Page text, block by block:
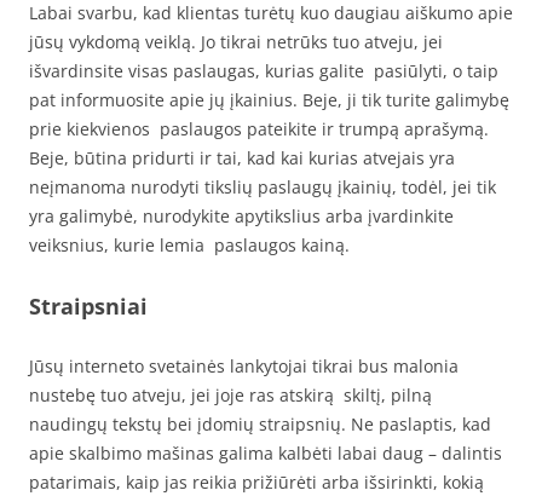
Labai svarbu, kad klientas turėtų kuo daugiau aiškumo apie
jūsų vykdomą veiklą. Jo tikrai netrūks tuo atveju, jei
išvardinsite visas paslaugas, kurias galite pasiūlyti, o taip
pat informuosite apie jų įkainius. Beje, ji tik turite galimybę
prie kiekvienos paslaugos pateikite ir trumpą aprašymą.
Beje, būtina pridurti ir tai, kad kai kurias atvejais yra
neįmanoma nurodyti tikslių paslaugų įkainių, todėl, jei tik
yra galimybė, nurodykite apytikslius arba įvardinkite
veiksnius, kurie lemia paslaugos kainą.
Straipsniai
Jūsų interneto svetainės lankytojai tikrai bus malonia
nustebę tuo atveju, jei joje ras atskirą skiltį, pilną
naudingų tekstų bei įdomių straipsnių. Ne paslaptis, kad
apie skalbimo mašinas galima kalbėti labai daug – dalintis
patarimais, kaip jas reikia prižiūrėti arba išsirinkti, kokią